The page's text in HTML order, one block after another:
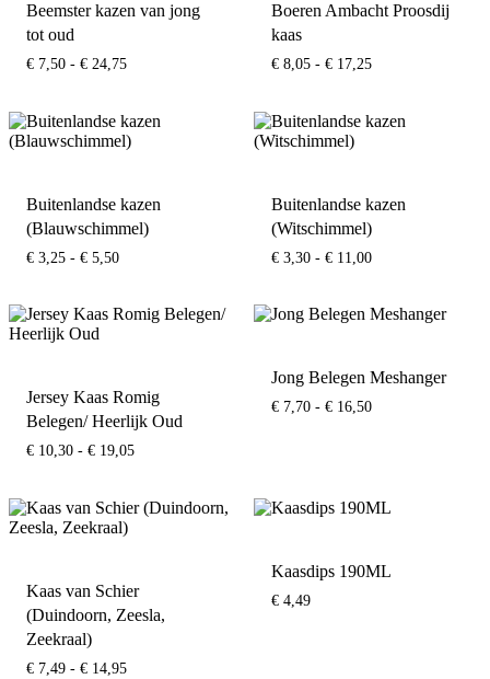
Beemster kazen van jong
tot oud
€ 7,50 - € 24,75Prijsklasse:
€ 24,75
Boeren Ambacht Proosdij
kaas
€ 8,05 - € 17,25Prijsklasse:
€ 17,25
Buitenlandse kazen
(Blauwschimmel)
€ 3,25 - € 5,50Prijsklasse:
€ 5,50
Buitenlandse kazen
(Witschimmel)
€ 3,30 - € 11,00Prijsklasse:
€ 11,00
Jersey Kaas Romig
Belegen/ Heerlijk Oud
€ 10,30 - € 19,05Prijsklasse:
€ 19,05
Jong Belegen Meshanger
€ 7,70 - € 16,50Prijsklasse:
Kaas van Schier
(Duindoorn, Zeesla,
Zeekraal)
€ 7,49 - € 14,95Prijsklasse:
Kaasdips 190ML
€ 4,49